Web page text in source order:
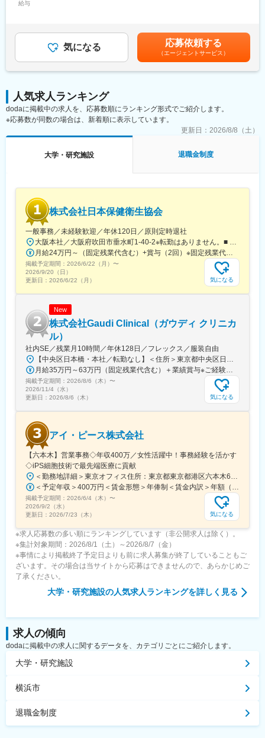
・ご自宅から1時間程度で通える施設をお任せする予定です。
・スーパーフレックスタイム制を導入しており、社員自身が業務
のスケジュールに合わせて始業、就業時間を決めることができま
す。
暇。
・産前産後休暇（妊娠中時短勤務あり）、子供が3歳になるまで取
得できる育児休業、
復帰後は短時間勤務制度の利用も可能。
※育児休業から復帰し3ヶ月後に、育児補助支援金を給付。
接聞けることもあります。患者様や医療機関から「ありがとう」
と感謝の言葉をいただけたときの喜びは、ひとしおです。
・治験の進捗状況の確認や患者様対応の予定などを、院内の治験
事務局に共有
・来院された患者様の診察や検査に同席し、治験が手順通りに行
われているか、患者様の状態変化が無いかを確認します。
・患者様の報告書作成
■基礎研修が充実：
入社後1か月は研修期間となります。ビジネスマナーやPCスキル
研修が入社後研修としてあり、PC慣れしていない方も安心してご
入社いただけます。
■配属後も丁寧なフォロー：
現場配属後は、OJTで独り立ちまでサポートその後も定期的なフ
ォローアップ研修や、専門性を高める継続研修、階層別研修など
様々な研修をご用意しています。
・ご自宅から1時間程度で通える施設をお任せする予定です。
・スーパーフレックスタイム制を導入しており、社員自身が業務
のスケジュールに合わせて始業、就業時間を決めることができま
す。
・5日間のリフレッシュ休暇制度や、時間単位で取得できる有給休
暇。
・産前産後休暇（妊娠中時短勤務あり）、子供が3歳になるまで取
得できる育児休業、
復帰後は短時間勤務制度の利用も可能。
変更の範囲：会社の定める業務
給与
CRC手当・休日連絡対応手当■賞与：年2回（6月、12月）／昇
給：年1回（10月）※業績に応じ、決算賞与（秋季賞与）支給の場
合あり（10月）■時間外・休日出勤手当等の割増賃金は別途支給
賃金はあくまでも目安の金額であり、選考を通じて上下する可能
気になる 応募依頼する
（エージェントサービス）
人気求人ランキング
dodaに掲載中の求人を、応募数順にランキング形式でご紹介します。
※応募数が同数の場合は、新着順に表示しています。
更新日： 2026/8/8（土）
大学・研究施設 退職金制度
株式会社日本保健衛生協会
一般事務／未経験歓迎／年休120日／原則定時退社
掲載予定期間： 2026/6/22（月） 〜
2026/9/20（日）
更新日： 2026/6/22（月） 気になる
New
株式会社Gaudi Clinical（ガウディ クリニカ
ル）
社内SE／残業月10時間／年休128日／フレックス／服装自由
掲載予定期間： 2026/8/6（木） 〜
2026/11/4（水）
更新日： 2026/8/6（木） 気になる
アイ・ピース株式会社
【六本木】営業事務◇年収400万／女性活躍中！事務経験を活かす
◇iPS細胞技術で最先端医療に貢献
掲載予定期間： 2026/6/4（木） 〜
2026/9/2（水）
更新日： 2026/7/23（木） 気になる
※求人応募数の多い順にランキングしています（非公開求人は除く）。
※集計対象期間：2026/8/1（土）～2026/8/7（金）
※事情により掲載終了予定日よりも前に求人募集が終了していることもご
ざいます。その場合は当サイトから応募はできませんので、あらかじめご
了承ください。
大学・研究施設の人気求人ランキングを詳しく見る
求人の傾向
dodaに掲載中の求人に関するデータを、カテゴリごとにご紹介します。
大学・研究施設
横浜市
退職金制度